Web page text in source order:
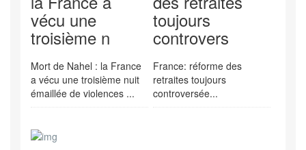
vécu une
troisième n
Mort de Nahel : la France
a vécu une troisième nuit
émaillée de violences ...
toujours
controvers
France: réforme des
retraites toujours
controversée...